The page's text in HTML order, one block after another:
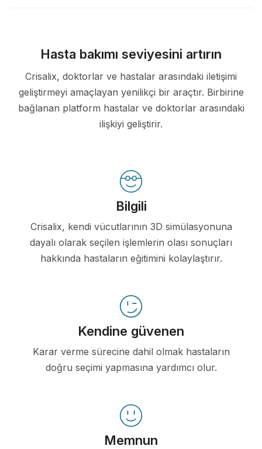
Hasta bakımı seviyesini artırın
Crisalix, doktorlar ve hastalar arasındaki iletişimi
geliştirmeyi amaçlayan yenilikçi bir araçtır. Birbirine
bağlanan platform hastalar ve doktorlar arasındaki
ilişkiyi geliştirir.
Bilgili
Crisalix, kendi vücutlarının 3D simülasyonuna
dayalı olarak seçilen işlemlerin olası sonuçları
hakkında hastaların eğitimini kolaylaştırır.
Kendine güvenen
Karar verme sürecine dahil olmak hastaların
doğru seçimi yapmasına yardımcı olur.
Memnun